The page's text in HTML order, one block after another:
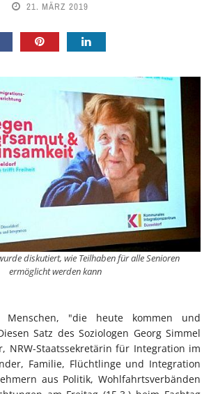
21. MÄRZ 2019
diskutiert, wie Teilhaben für alle Senioren
ermöglicht werden kann
Menschen, "die heute kommen und
Satz des Soziologen Georg Simmel
NRW-Staatssekretärin für Integration im
Familie, Flüchtlinge und Integration
aus Politik, Wohlfahrtsverbänden